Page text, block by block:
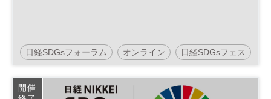
日経SDGsフォーラム オンライン 日経SDGsフェス
SDGs
開催